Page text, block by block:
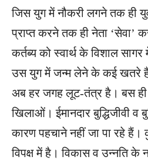
जिस युग में नौकरी लगने तक ही
प्राप्त करने तक ही नेता ‘सेवा’
कर्तब्य को स्वार्थ के विशाल सागर
उस युग में जन्म लेने के कई खतरे हैं
अब हर जगह लूट-तंत्र है। बस
खिलाओं। ईमानदार बुद्धिजीवी व
कारण पहचाने नहीं जा पा रहे
विपक्ष में है। विकास व उन्नति के